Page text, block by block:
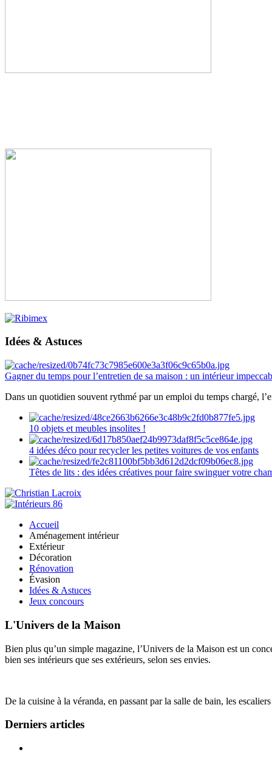
Idées & Astuces
Gagner du temps pour l’entretien de sa maison : un intérieur
Dans un quotidien souvent rythmé par un emploi du temps chargé,
10 objets et meubles insolites !
4 idées déco pour recycler les petites voitures de vos enfants
Têtes de lits : des idées créatives pour faire swinguer votre
Accueil
Aménagement intérieur
Extérieur
Décoration
Rénovation
Évasion
Idées & Astuces
Jeux concours
L'Univers de la Maison
Bien plus qu’un simple magazine, l’Univers de la Maison est un
bien ses intérieurs que ses extérieurs, selon ses envies.
De la cuisine à la véranda, en passant par la salle de bain, les
Derniers articles